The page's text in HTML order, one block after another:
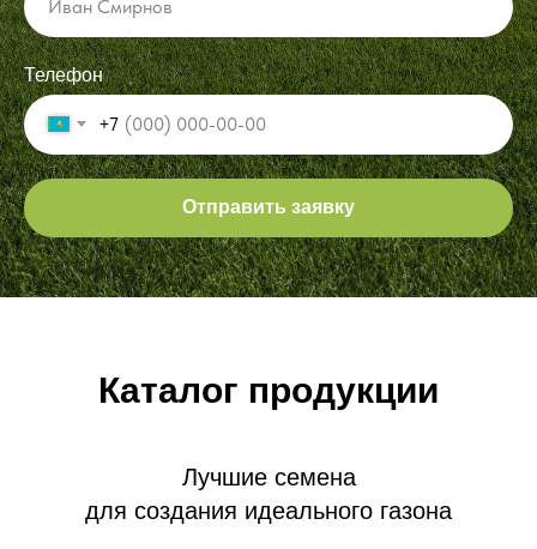
Телефон
+7
Отправить заявку
Каталог продукции
Лучшие семена
для создания идеального газона